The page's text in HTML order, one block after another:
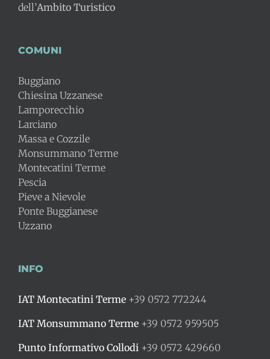
dell’Ambito Turistico
COMUNI
Buggiano
Chiesina Uzzanese
Lamporecchio
Larciano
Massa e Cozzile
Monsummano Terme
Montecatini Terme
Pescia
Pieve a Nievole
Ponte Buggianese
Uzzano
INFO
IAT Montecatini Terme +39 0572 772244
IAT Monsummano Terme +39 0572 959505
Punto Informativo Collodi +39 0572 429660